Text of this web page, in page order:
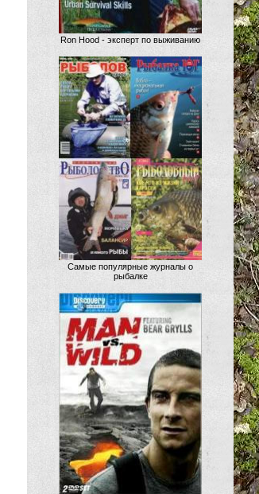
Ron Hood - эксперт по выживанию
Самые популярные журналы о
рыбалке